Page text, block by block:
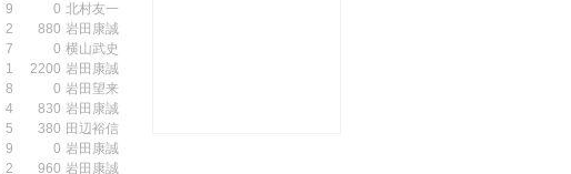
9 0 北村友一
2 880 岩田康誠
7 0 横山武史
1 2200 岩田康誠
8 0 岩田望来
4 830 岩田康誠
5 380 田辺裕信
9 0 岩田康誠
2 960 岩田康誠